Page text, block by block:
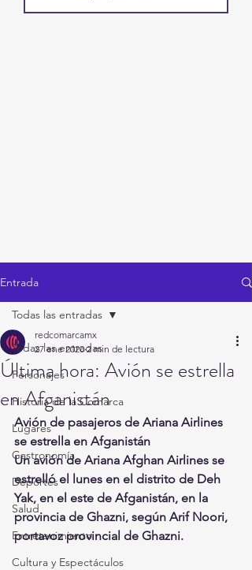
Entrada
Todas las entradas
Personajes
Historia de la Comarca
Lugares
Gastronomía
Deportes
Salud
Entretenimiento
Cultura y Espectáculos
Todas las entradas
Última hora: Avión se estrella
en Afganistán
redcomarcamx
27 ene 2020 2 min de lectura
Avión de pasajeros de Ariana Airlines
se estrella en Afganistán
Un avión de Ariana Afghan Airlines se
estrelló el lunes en el distrito de Deh
Yak, en el este de Afganistán, en la
provincia de Ghazni, según Arif Noori,
portavoz provincial de Ghazni.